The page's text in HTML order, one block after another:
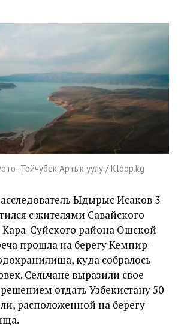
Тойчубек Артык уулу / Kloop.kg
Ыдырыс Исаков 3
с жителями Савайского
Суйского района Ошской
прошла на берегу Кемпир-
куда собралось
Сельчане выразили свое
решением отдать Узбекистану 50
расположенной на берегу